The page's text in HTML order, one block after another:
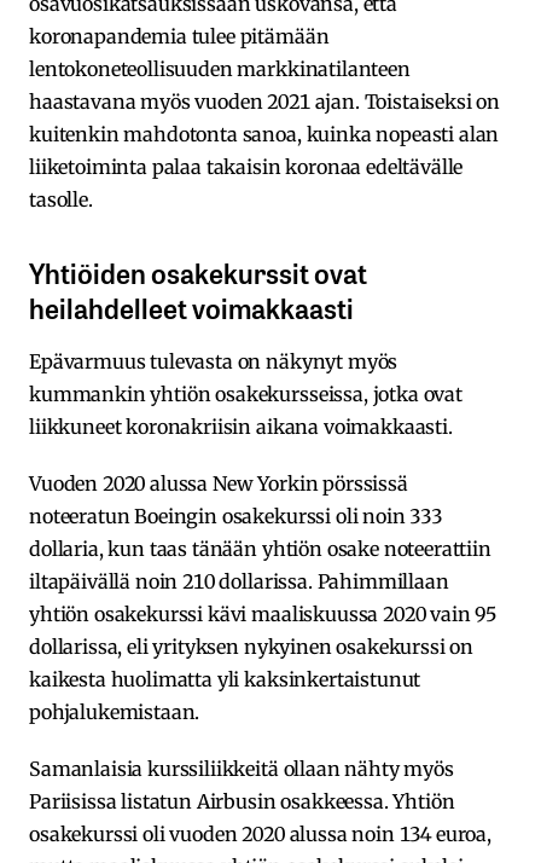
koronapandemia tulee pitämään
lentokoneteollisuuden markkinatilanteen
haastavana myös vuoden 2021 ajan. Toistaiseksi on
kuitenkin mahdotonta sanoa, kuinka nopeasti alan
liiketoiminta palaa takaisin koronaa edeltävälle
tasolle.
Yhtiöiden osakekurssit ovat
heilahdelleet voimakkaasti
Epävarmuus tulevasta on näkynyt myös
kummankin yhtiön osakekursseissa, jotka ovat
liikkuneet koronakriisin aikana voimakkaasti.
Vuoden 2020 alussa New Yorkin pörssissä
noteeratun Boeingin osakekurssi oli noin 333
dollaria, kun taas tänään yhtiön osake noteerattiin
iltapäivällä noin 210 dollarissa. Pahimmillaan
yhtiön osakekurssi kävi maaliskuussa 2020 vain 95
dollarissa, eli yrityksen nykyinen osakekurssi on
kaikesta huolimatta yli kaksinkertaistunut
pohjalukemistaan.
Samanlaisia kurssiliikkeitä ollaan nähty myös
Pariisissa listatun Airbusin osakkeessa. Yhtiön
osakekurssi oli vuoden 2020 alussa noin 134 euroa,